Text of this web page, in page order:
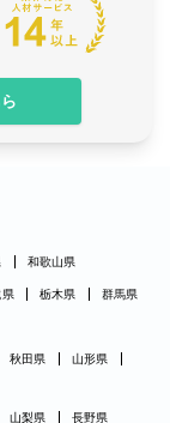
和歌山県
県 栃木県 群馬県
秋田県
山形県
山梨県 長野県